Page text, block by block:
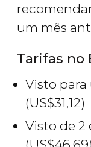
um mês
Tarifas no
Visto para
(US$31,12)
Visto de 2